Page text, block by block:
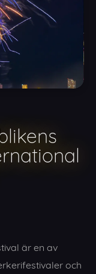
är en av
och